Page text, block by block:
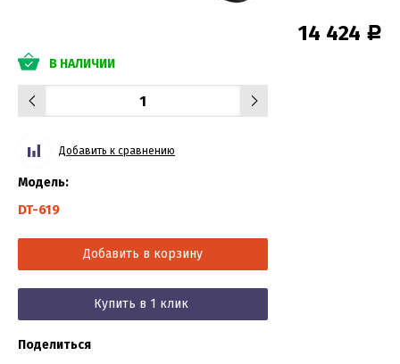
14 424 Р
В НАЛИЧИИ
Добавить к сравнению
Модель:
DT-619
Добавить в корзину
Купить в 1 клик
Поделиться